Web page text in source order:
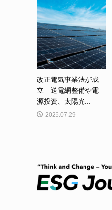
改正電気事業法が成
立 送電網整備や電
源投資、太陽光...
2026.07.29